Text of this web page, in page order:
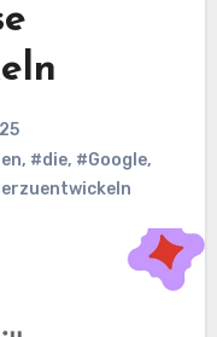
, #die, #Google,